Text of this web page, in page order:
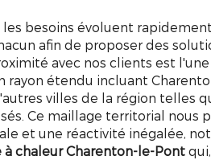
les besoins évoluent
afin de proposer des
avec nos clients est
rayon étendu incluant
villes de la région telles
Ce maillage territorial nous
et une réactivité inégalée,
chaleur Charenton-le-Pont